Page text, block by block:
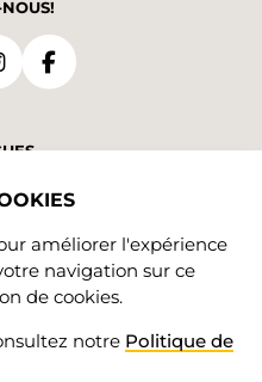
améliorer l'expérience
navigation sur ce
de cookies.
notre Politique de